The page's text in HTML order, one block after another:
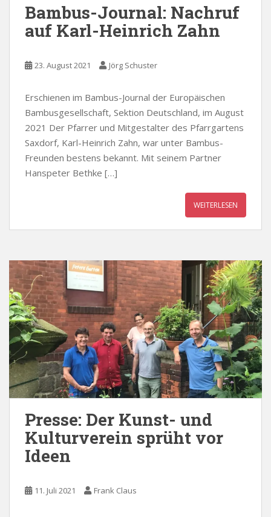
Bambus-Journal: Nachruf
auf Karl-Heinrich Zahn
23. August 2021 Jörg Schuster
Erschienen im Bambus-Journal der Europäischen
Bambusgesellschaft, Sektion Deutschland, im August
2021 Der Pfarrer und Mitgestalter des Pfarrgartens
Saxdorf, Karl-Heinrich Zahn, war unter Bambus-
Freunden bestens bekannt. Mit seinem Partner
Hanspeter Bethke […]
WEITERLESEN
Presse: Der Kunst- und
Kulturverein sprüht vor
Ideen
11. Juli 2021 Frank Claus